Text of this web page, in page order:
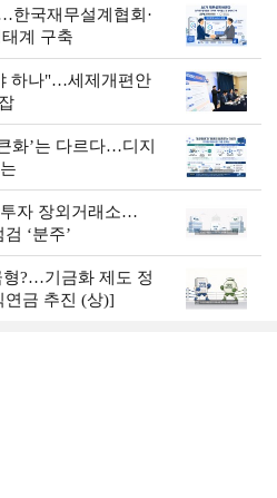
한국재무설계협회·
계 구축
하나"…세제개편안
화’는 다르다…디지
자 장외거래소…
‘분주’
형?…기금화 제도 정
연금 추진 (상)]